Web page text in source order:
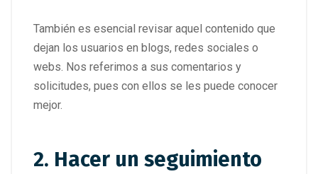
También es esencial revisar aquel contenido que
dejan los usuarios en blogs, redes sociales o
webs. Nos referimos a sus comentarios y
solicitudes, pues con ellos se les puede conocer
mejor.
2. Hacer un seguimiento